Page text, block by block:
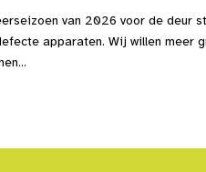
van 2026 voor de deur
apparaten. Wij willen meer